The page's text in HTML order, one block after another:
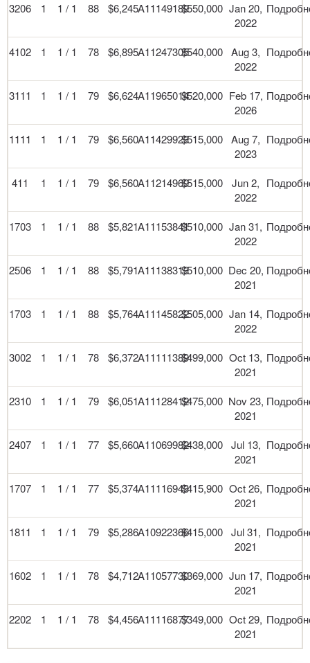
3206 1 1 / 1 88 $6,245A11149189$550,000 Jan 20,
2022
4102 1 1 / 1 78 $6,895A11247305$540,000 Aug 3,
2022
3111 1 1 / 1 79 $6,624A11965014$520,000 Feb 17,
2026
1111 1 1 / 1 79 $6,560A11429923$515,000 Aug 7,
2023
411 1 1 / 1 79 $6,560A11214969$515,000
Jun 2,
2022
1703 1 1 / 1 88 $5,821A11153841$510,000 Jan 31,
2022
2506 1 1 / 1 88 $5,791A11138313$510,000 Dec 20,
2021
1703 1 1 / 1 88 $5,764A11145822$505,000 Jan 14,
2022
3002 1 1 / 1 78 $6,372A11111389$499,000 Oct 13,
2021
2310 1 1 / 1 79 $6,051A11128412$475,000 Nov 23,
2021
2407 1 1 / 1 77 $5,660A11069982$438,000 Jul 13,
2021
1707 1 1 / 1 77 $5,374A11116943$415,900 Oct 26,
2021
1811 1 1 / 1 79 $5,286A10922366$415,000 Jul 31,
2021
1602 1 1 / 1 78 $4,712A11057730$369,000 Jun 17,
2021
2202 1 1 / 1 78 $4,456A11116877$349,000 Oct 29,
2021